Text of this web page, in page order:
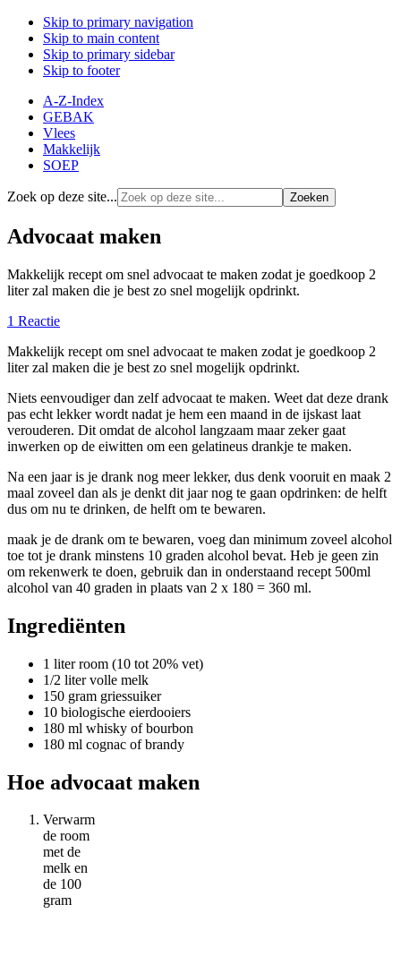
Skip to primary navigation
Skip to main content
Skip to primary sidebar
Skip to footer
A-Z-Index
GEBAK
Vlees
Makkelijk
SOEP
Zoek op deze site...
Advocaat maken
Makkelijk recept om snel advocaat te maken zodat je goedkoop 2
liter zal maken die je best zo snel mogelijk opdrinkt.
1 Reactie
Makkelijk recept om snel advocaat te maken zodat je goedkoop 2
liter zal maken die je best zo snel mogelijk opdrinkt.
Niets eenvoudiger dan zelf advocaat te maken. Weet dat deze drank
pas echt lekker wordt nadat je hem een maand in de ijskast laat
verouderen. Dit omdat de alcohol langzaam maar zeker gaat
inwerken op de eiwitten om een gelatineus drankje te maken.
Na een jaar is je drank nog meer lekker, dus denk vooruit en maak 2
maal zoveel dan als je denkt dit jaar nog te gaan opdrinken: de helft
dus om nu te drinken, de helft om te bewaren.
maak je de drank om te bewaren, voeg dan minimum zoveel alcohol
toe tot je drank minstens 10 graden alcohol bevat. Heb je geen zin
om rekenwerk te doen, gebruik dan in onderstaand recept 500ml
alcohol van 40 graden in plaats van 2 x 180 = 360 ml.
Ingrediënten
1 liter room (10 tot 20% vet)
1/2 liter volle melk
150 gram griessuiker
10 biologische eierdooiers
180 ml whisky of bourbon
180 ml cognac of brandy
Hoe advocaat maken
Verwarm
de room
met de
melk en
de 100
gram